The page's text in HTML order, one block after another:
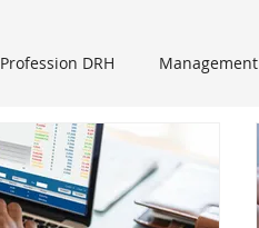
Profession DRH Management
Startup RH